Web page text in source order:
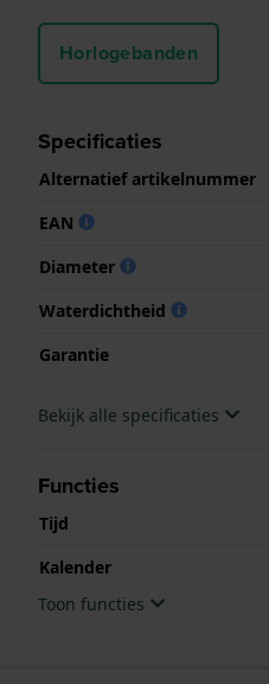
Horlogebanden
Specificaties
Alternatief artikelnummer
EAN
Diameter
Waterdichtheid
Garantie
Bekijk alle specificaties
Functies
Tijd
Kalender
Toon functies